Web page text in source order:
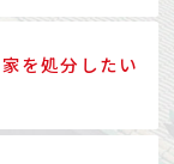
を処分したい